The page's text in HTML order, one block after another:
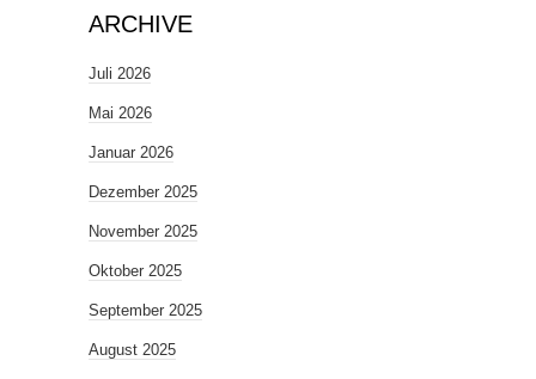
ARCHIVE
Juli 2026
Mai 2026
Januar 2026
Dezember 2025
November 2025
Oktober 2025
September 2025
August 2025